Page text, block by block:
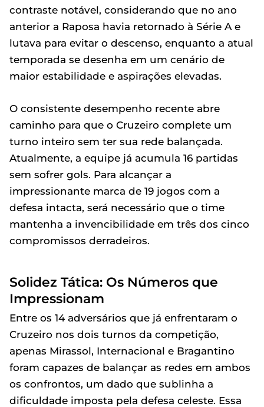
contraste notável, considerando que no ano
anterior a Raposa havia retornado à Série A e
lutava para evitar o descenso, enquanto a atual
temporada se desenha em um cenário de
maior estabilidade e aspirações elevadas.
O consistente desempenho recente abre
caminho para que o Cruzeiro complete um
turno inteiro sem ter sua rede balançada.
Atualmente, a equipe já acumula 16 partidas
sem sofrer gols. Para alcançar a
impressionante marca de 19 jogos com a
defesa intacta, será necessário que o time
mantenha a invencibilidade em três dos cinco
compromissos derradeiros.
Solidez Tática: Os Números que
Impressionam
Entre os 14 adversários que já enfrentaram o
Cruzeiro nos dois turnos da competição,
apenas Mirassol, Internacional e Bragantino
foram capazes de balançar as redes em ambos
os confrontos, um dado que sublinha a
dificuldade imposta pela defesa celeste. Essa